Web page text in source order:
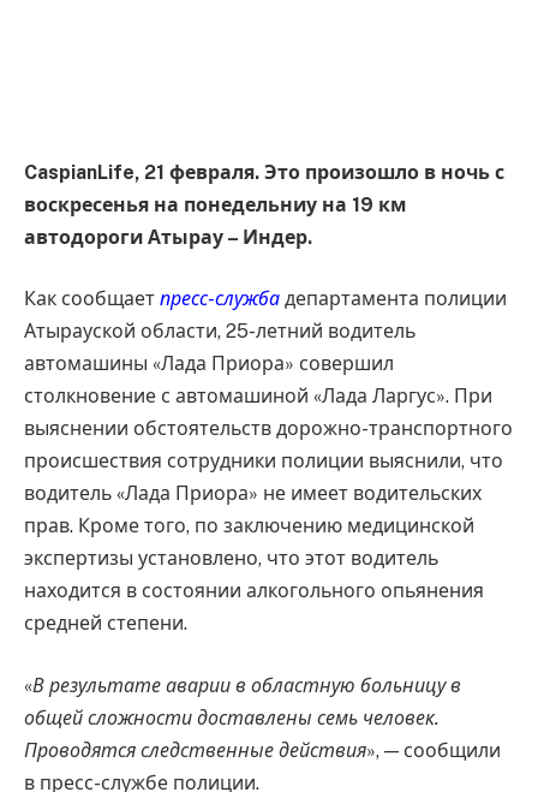
CaspianLife, 21 февраля. Это произошло в ночь с
воскресенья на понедельниу на 19 км
автодороги Атырау – Индер.
Как сообщает пресс-служба департамента полиции
Атырауской области, 25-летний водитель
автомашины «Лада Приора» совершил
столкновение с автомашиной «Лада Ларгус». При
выяснении обстоятельств дорожно-транспортного
происшествия сотрудники полиции выяснили, что
водитель «Лада Приора» не имеет водительских
прав. Кроме того, по заключению медицинской
экспертизы установлено, что этот водитель
находится в состоянии алкогольного опьянения
средней степени.
«В результате аварии в областную больницу в
общей сложности доставлены семь человек.
Проводятся следственные действия», — сообщили
в пресс-службе полиции.